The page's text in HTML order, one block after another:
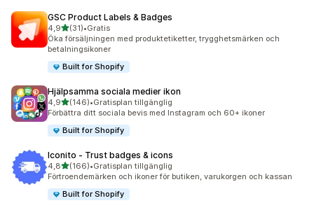
GSC Product Labels & Badges
4,9av 5 stjärnor
(31)
31 recensioner totalt
•Gratis
Öka försäljningen med produktetiketter, trygghetsmärken och
betalningsikoner
Built for Shopify
Hjälpsamma sociala medier ikon
4,9av 5 stjärnor
(146)
146 recensioner totalt
•Gratisplan tillgänglig
Förbättra ditt sociala bevis med Instagram och 60+ ikoner
Built for Shopify
Iconito ‑ Trust badges & icons
4,8av 5 stjärnor
(166)
166 recensioner totalt
•Gratisplan tillgänglig
Förtroendemärken och ikoner för butiken, varukorgen och kassan
Built for Shopify